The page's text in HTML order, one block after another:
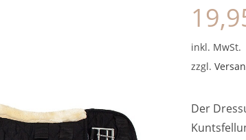
inkl. MwSt.
zzgl.
Der